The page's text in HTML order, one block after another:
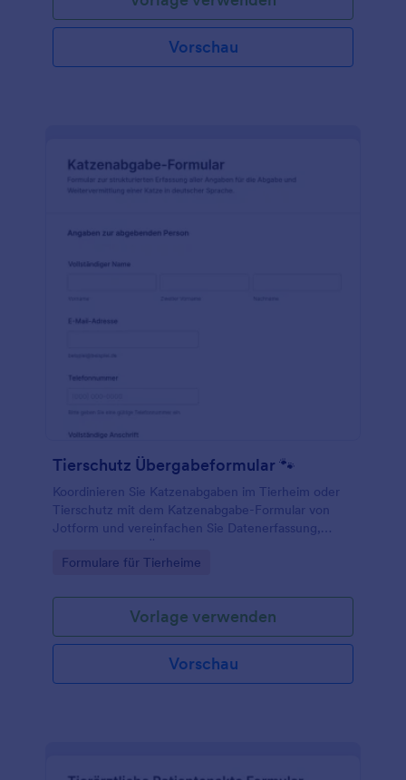
Vorschau
Tierschutz Übergabeformular 🐾
Koordinieren Sie Katzenabgaben im Tierheim oder
Tierschutz mit dem Katzenabgabe-Formular von
Jotform und vereinfachen Sie Datenerfassung,
Rückfragen und Übergabeplanung über ein Online-
Formular aus Formularvorlagen.
Go to Category:
Formulare für Tierheime
Vorlage verwenden
Vorschau